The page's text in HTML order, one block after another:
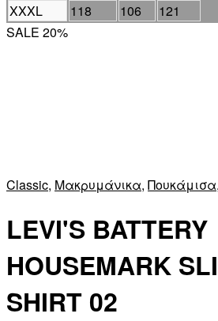
XXXL
118 106
121
SALE 20%
Classic, Μακρυμάνικα, Πουκάμισα,
LEVI'S BATTERY
HOUSEMARK
SHIRT 02